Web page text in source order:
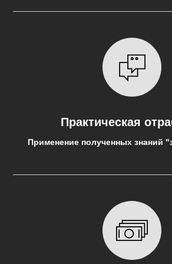
Практическая
Применение полученных знаний